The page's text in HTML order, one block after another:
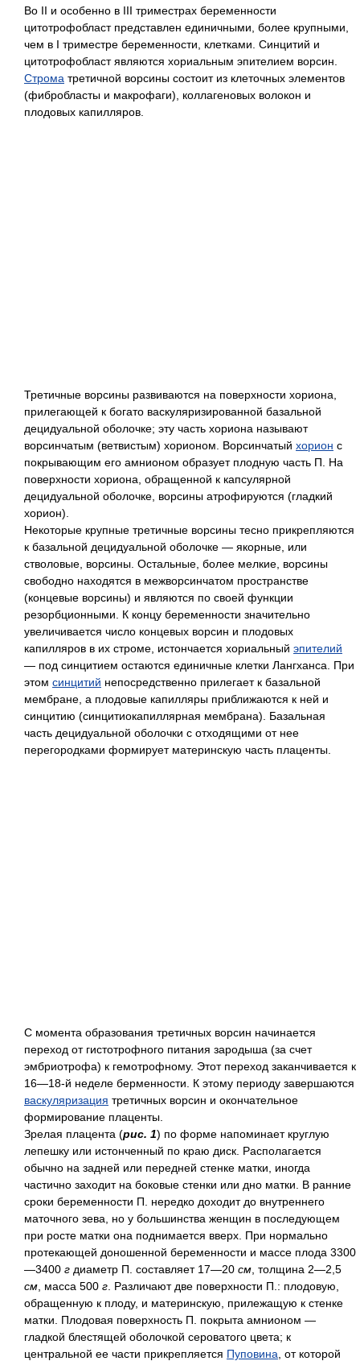
Во II и особенно в III триместрах беременности
цитотрофобласт представлен единичными, более крупными,
чем в I триместре беременности, клетками. Синцитий и
цитотрофобласт являются хориальным эпителием ворсин.
Строма третичной ворсины состоит из клеточных элементов
(фибробласты и макрофаги), коллагеновых волокон и
плодовых капилляров.
Третичные ворсины развиваются на поверхности хориона,
прилегающей к богато васкуляризированной базальной
децидуальной оболочке; эту часть хориона называют
ворсинчатым (ветвистым) хорионом. Ворсинчатый хорион с
покрывающим его амнионом образует плодную часть П. На
поверхности хориона, обращенной к капсулярной
децидуальной оболочке, ворсины атрофируются (гладкий
хорион).
Некоторые крупные третичные ворсины тесно прикрепляются
к базальной децидуальной оболочке — якорные, или
стволовые, ворсины. Остальные, более мелкие, ворсины
свободно находятся в межворсинчатом пространстве
(концевые ворсины) и являются по своей функции
резорбционными. К концу беременности значительно
увеличивается число концевых ворсин и плодовых
капилляров в их строме, истончается хориальный эпителий
— под синцитием остаются единичные клетки Лангханса. При
этом синцитий непосредственно прилегает к базальной
мембране, а плодовые капилляры приближаются к ней и
синцитию (синцитиокапиллярная мембрана). Базальная
часть децидуальной оболочки с отходящими от нее
перегородками формирует материнскую часть плаценты.
С момента образования третичных ворсин начинается
переход от гистотрофного питания зародыша (за счет
эмбриотрофа) к гемотрофному. Этот переход заканчивается к
16—18-й неделе берменности. К этому периоду завершаются
васкуляризация третичных ворсин и окончательное
формирование плаценты.
Зрелая плацента (рис. 1) по форме напоминает круглую
лепешку или истонченный по краю диск. Располагается
обычно на задней или передней стенке матки, иногда
частично заходит на боковые стенки или дно матки. В ранние
сроки беременности П. нередко доходит до внутреннего
маточного зева, но у большинства женщин в последующем
при росте матки она поднимается вверх. При нормально
протекающей доношенной беременности и массе плода 3300
—3400 г диаметр П. составляет 17—20 см , толщина 2—2,5
см , масса 500 г . Различают две поверхности П.: плодовую,
обращенную к плоду, и материнскую, прилежащую к стенке
матки. Плодовая поверхность П. покрыта амнионом —
гладкой блестящей оболочкой сероватого цвета; к
центральной ее части прикрепляется Пуповина , от которой